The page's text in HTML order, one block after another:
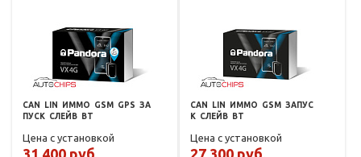
CAN LIN ИММО GSM GPS ЗА
ПУСК СЛЕЙВ BT
Цена с установкой
CAN LIN ИММО GSM ЗАПУС
К СЛЕЙВ BT
Цена с установкой